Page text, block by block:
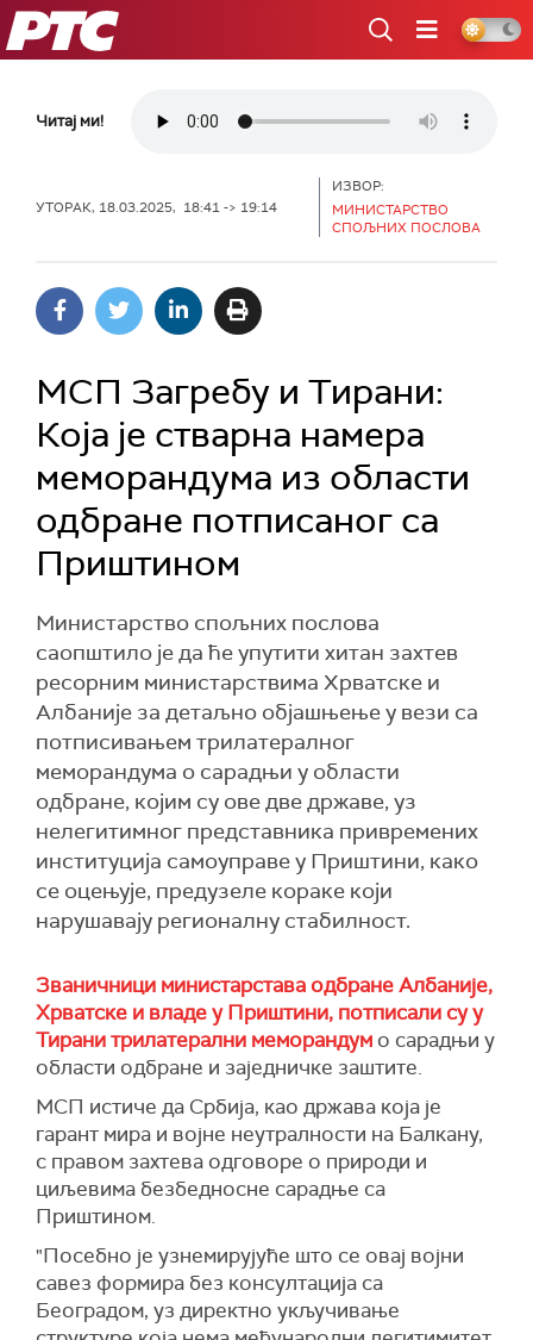
РТС
Читај ми!
УТОРАК, 18.03.2025, 18:41 -> 19:14
ИЗВОР:
МИНИСТАРСТВО
СПОЉНИХ ПОСЛОВА
МСП Загребу и Тирани:
Која је стварна намера
меморандума из области
одбране потписаног са
Приштином
Министарство спољних послова
саопштило је да ће упутити хитан захтев
ресорним министарствима Хрватске и
Албаније за детаљно објашњење у вези са
потписивањем трилатералног
меморандума о сарадњи у области
одбране, којим су ове две државе, уз
нелегитимног представника привремених
институција самоуправе у Приштини, како
се оцењује, предузеле кораке који
нарушавају регионалну стабилност.
Званичници министарстава одбране Албаније,
Хрватске и владе у Приштини, потписали су у
Тирани трилатерални меморандум о сарадњи у
области одбране и заједничке заштите.
МСП истиче да Србија, као држава која је
гарант мира и војне неутралности на Балкану,
с правом захтева одговоре о природи и
циљевима безбедносне сарадње са
Приштином.
"Посебно је узнемирујуће што се овај војни
савез формира без консултација са
Београдом, уз директно укључивање